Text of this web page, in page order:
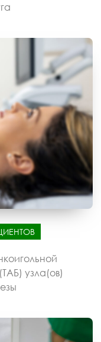
узла(ов)